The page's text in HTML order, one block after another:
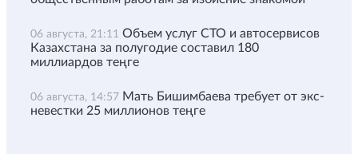
06 августа, 21:11 Объем услуг СТО и автосервисов
Казахстана за полугодие составил 180
миллиардов теңге
06 августа, 14:57 Мать Бишимбаева требует от экс-
невестки 25 миллионов теңге